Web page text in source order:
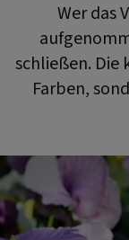
Wer das
schließen.
Farben,